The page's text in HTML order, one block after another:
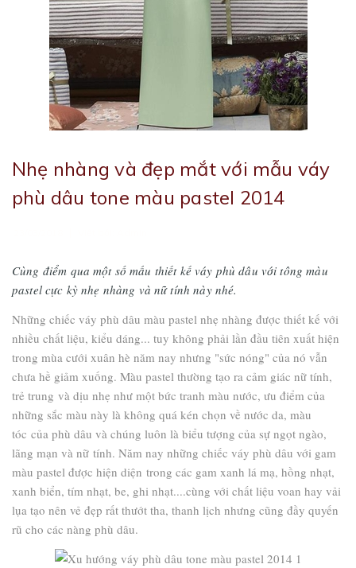
Nhẹ nhàng và đẹp mắt với mẫu váy
phù dâu tone màu pastel 2014
Cùng điểm qua một số mấu thiết kế váy phù dâu với tông màu
pastel cực kỳ nhẹ nhàng và nữ tính này nhé.
Những chiếc váy phù dâu màu pastel nhẹ nhàng được thiết kế với
nhiều chất liệu, kiểu dáng... tuy không phải lần đầu tiên xuất hiện
trong mùa cưới xuân hè năm nay nhưng "sức nóng" của nó vẫn
chưa hề giảm xuống. Màu pastel thường tạo ra cảm giác nữ tính,
trẻ trung và dịu nhẹ như một bức tranh màu nước, ưu điểm của
những sắc màu này là không quá kén chọn về nước da, màu
tóc của phù dâu và chúng luôn là biểu tượng của sự ngọt ngào,
lãng mạn và nữ tính. Năm nay những chiếc váy phù dâu với gam
màu pastel được hiện diện trong các gam xanh lá mạ, hồng nhạt,
xanh biển, tím nhạt, be, ghi nhạt....cùng với chất liệu voan hay vải
lụa tạo nên vẻ đẹp rất thướt tha, thanh lịch nhưng cũng đầy quyến
rũ cho các nàng phù dâu.